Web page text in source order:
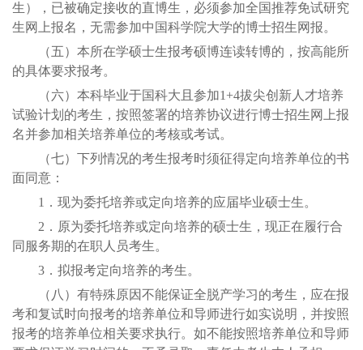
生），已被确定接收的直博生，必须参加全国推荐免试研究
生网上报名，无需参加中国科学院大学的博士招生网报。
（五）本所在学硕士生报考硕博连读转博的，按高能所
的具体要求报考。
（六）本科毕业于国科大且参加1+4拔尖创新人才培养
试验计划的考生，按照签署的培养协议进行博士招生网上报
名并参加相关培养单位的考核或考试。
（七）下列情况的考生报考时须征得定向培养单位的书
面同意：
1．现为委托培养或定向培养的应届毕业硕士生。
2．原为委托培养或定向培养的硕士生，现正在履行合
同服务期的在职人员考生。
3．拟报考定向培养的考生。
（八）有特殊原因不能保证全脱产学习的考生，应在报
考和复试时向报考的培养单位和导师进行如实说明，并按照
报考的培养单位相关要求执行。如不能按照培养单位和导师